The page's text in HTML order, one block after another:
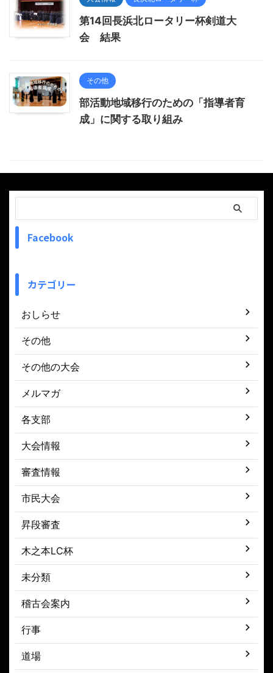
第14回長浜北ロータリー杯剣道大
会 結果
その他
部活動地域移行のための「指導者育
成」に関する取り組み
Facebook
カテゴリー
おしらせ
その他
その他の大会
メルマガ
各支部
大会情報
審査情報
市民大会
昇段審査
木之本LC杯
未分類
稽古会案内
行事
道場